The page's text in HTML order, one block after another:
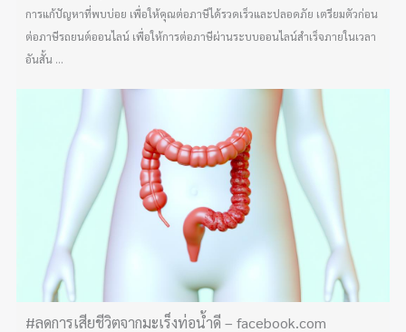
การแก้ปัญหาที่พบบ่อย เพื่อให้คุณต่อภาษีได้รวดเร็วและปลอดภัย เตรียมตัวก่อน
ต่อภาษีรถยนต์ออนไลน์ เพื่อให้การต่อภาษีผ่านระบบออนไลน์สำเร็จภายในเวลา
อันสั้น ...
#ลดการเสียชีวิตจากมะเร็งท่อน้ำดี – facebook.com